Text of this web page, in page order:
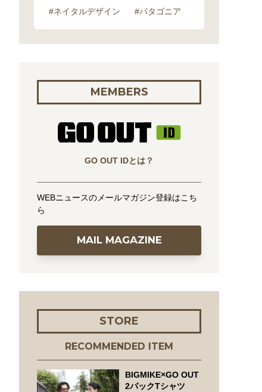
#ネイタルデザイン
#パタゴニア
MEMBERS
GO OUT IDとは？
WEBニュースのメールマガジン登録はこち
ら
MAIL MAGAZINE
STORE
RECOMMENDED ITEM
BIGMIKE×GO OUT
2パックTシャツ